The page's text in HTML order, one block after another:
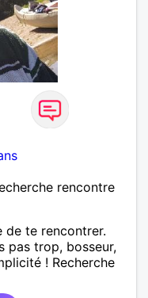
rencontre
de te rencontrer.
pas trop, bosseur,
! Recherche